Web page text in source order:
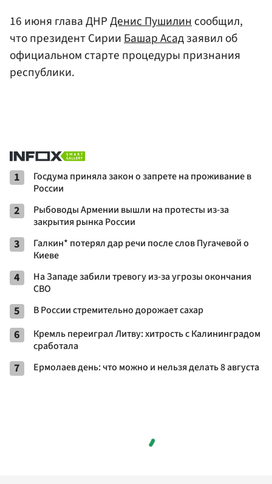
16 июня глава ДНРДенис Пушилинсообщил,
что президент СирииБашар Асадзаявил об
официальном старте процедуры признания
республики.
1
Госдума приняла закон о запрете на проживание в
России
2
Рыбоводы Армении вышли на протесты из-за
закрытия рынка России
3
Галкин* потерял дар речи после слов Пугачевой о
Киеве
4
На Западе забили тревогу из-за угрозы окончания
СВО
5 В России стремительно дорожает сахар
6
Кремль переиграл Литву: хитрость с Калининградом
сработала
7 Ермолаев день: что можно и нельзя делать 8 августа